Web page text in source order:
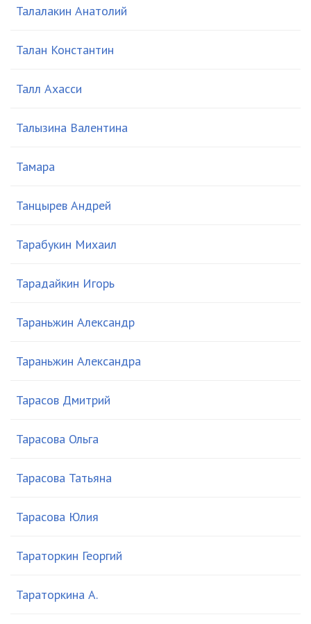
Талалакин Анатолий
Талан Константин
Талл Ахасси
Талызина Валентина
Тамара
Танцырев Андрей
Тарабукин Михаил
Тарадайкин Игорь
Тараньжин Александр
Тараньжин Александра
Тарасов Дмитрий
Тарасова Ольга
Тарасова Татьяна
Тарасова Юлия
Тараторкин Георгий
Тараторкина А.